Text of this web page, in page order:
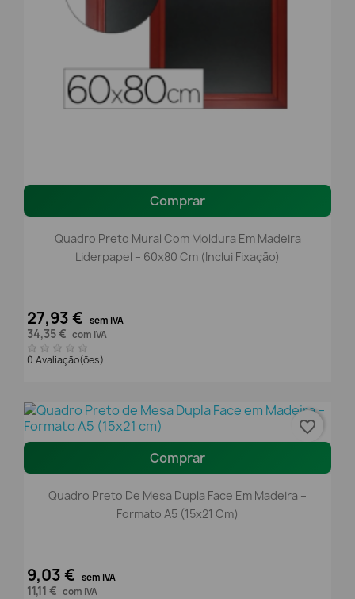
Comprar
Quadro Preto Mural Com Moldura Em Madeira
Liderpapel – 60x80 Cm (Inclui Fixação)
27,93 € sem IVA
34,35 € com IVA
0 Avaliação(ões)
Comprar
Quadro Preto De Mesa Dupla Face Em Madeira –
Formato A5 (15x21 Cm)
9,03 € sem IVA
11,11 € com IVA
favorite_border